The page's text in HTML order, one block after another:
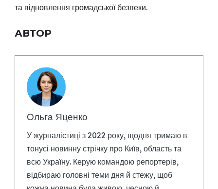
та відновлення громадської безпеки.
АВТОР
Ольга Яценко
У журналістиці з 2022 року, щодня тримаю в
тонусі новинну стрічку про Київ, область та
всю Україну. Керую командою репортерів,
відбираю головні теми дня й стежу, щоб